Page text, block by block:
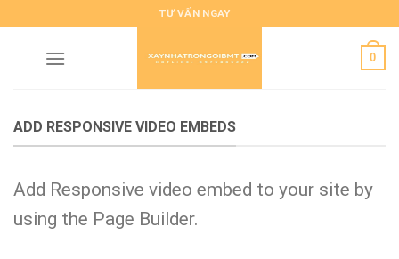
to
content
TƯ VẤN NGAY
0
ADD RESPONSIVE VIDEO EMBEDS
Add Responsive video embed to your site by
using the Page Builder.